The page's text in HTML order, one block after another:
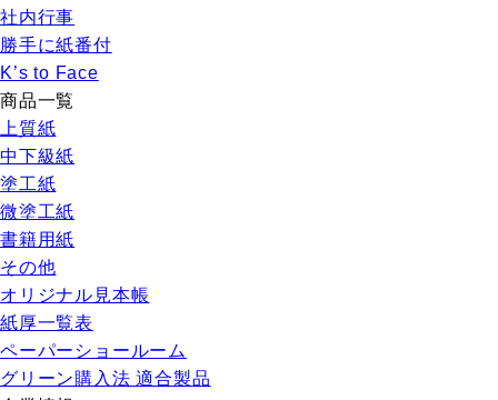
社内行事
勝手に紙番付
K’s to Face
商品一覧
上質紙
中下級紙
塗工紙
微塗工紙
書籍用紙
その他
オリジナル見本帳
紙厚一覧表
ペーパーショールーム
グリーン購入法 適合製品